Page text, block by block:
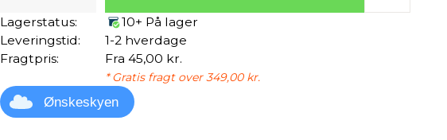
Lagerstatus:
10+ På lager
Leveringstid:
1-2 hverdage
Fragtpris:
Fra 45,00 kr.
* Gratis fragt over 349,00 kr.
Ønskeskyen